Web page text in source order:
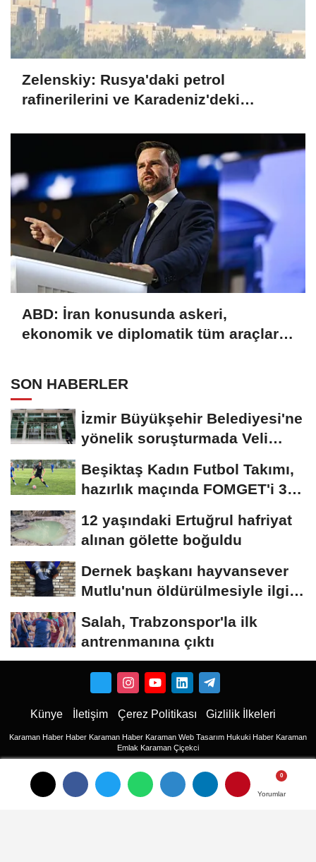
Yorumlar
Yorumlar
Zelenskiy: Rusya'daki petrol
rafinerilerini ve Karadeniz'deki
ABD: İran konusunda askeri,
ekonomik ve diplomatik tüm araçlar
SON HABERLER
İzmir Büyükşehir Belediyesi'ne
yönelik soruşturmada Veli
Beşiktaş Kadın Futbol Takımı,
hazırlık maçında FOMGET'i 3-
12 yaşındaki Ertuğrul hafriyat
alınan gölette boğuldu
Dernek başkanı hayvansever
Mutlu'nun öldürülmesiyle ilgili
Salah, Trabzonspor'la ilk
antrenmanına çıktı
Künye İletişim Çerez Politikası Gizlilik İlkeleri
Karaman Haber Haber Karaman Haber Karaman Web Tasarım Hukuki Haber Karaman
Emlak Karaman Çiçekci
Haber
haberler